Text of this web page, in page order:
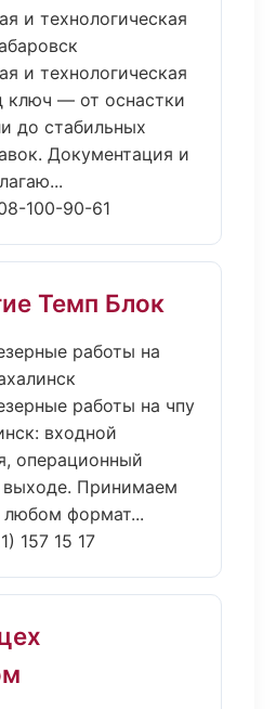
и технологическая
и технологическая
ключ — от оснастки
до стабильных
Документация и
100-90-61
Темп Блок
работы на
работы на чпу
входной
операционный
выходе. Принимаем
любом формат...
157 15 17